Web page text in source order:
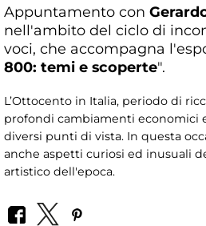
Appuntamento con
nell'ambito del ciclo di
voci, che accompagna
800: temi e scoperte".
L’Ottocento in Italia, periodo di
profondi cambiamenti economici
diversi punti di vista. In questa
anche aspetti curiosi ed inusuali
artistico dell'epoca.